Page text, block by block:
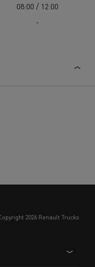
08:00 / 12:00
-
copyright 2026 Renault Trucks